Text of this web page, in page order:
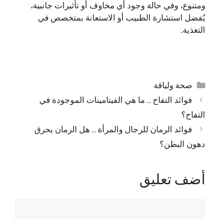
ومتنوع، وفي حالة وجود أي مخاوف أو تأثيرات جانبية،
يُفضل استشارة الطبيب أو الاستعانة بمتخصص في
التغذية.
التصنيفات
صحة ولياقة
فوائد التفاح .. ما هي الفيتامينات الموجودة في
التفاح؟
فوائد الرمان للرجال والمرأة .. هل الرمان يحرق
دهون البطن؟
أضف تعليق